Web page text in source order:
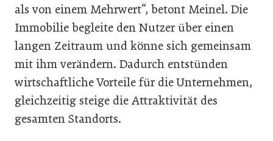
als von einem Mehrwert“, betont Meinel. Die
Immobilie begleite den Nutzer über einen
langen Zeitraum und könne sich gemeinsam
mit ihm verändern. Dadurch entstünden
wirtschaftliche Vorteile für die Unternehmen,
gleichzeitig steige die Attraktivität des
gesamten Standorts.